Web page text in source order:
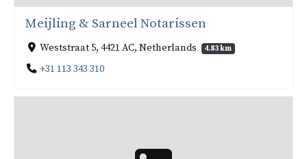
Meijling & Sarneel Notarissen
Weststraat 5, 4421 AC, Netherlands 4.83 km
+31 113 343 310